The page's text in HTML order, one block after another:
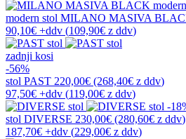
modern stol MILANO MASIVA
90,10€ +ddv (109,90€ z ddv)
zadnji kosi
-56%
stol PAST 220,00€ (268,40€ z ddv)
97,50€ +ddv (119,00€ z ddv)
-
stol DIVERSE 230,00€ (280,60€ z ddv)
187,70€ +ddv (229,00€ z ddv)